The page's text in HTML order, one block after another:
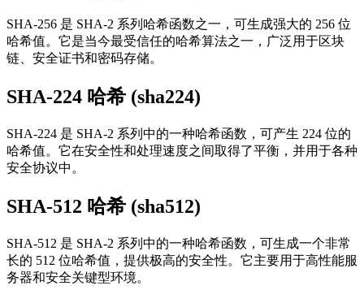
SHA-256 是 SHA-2 系列哈希函数之一，可生成强大的 256 位
哈希值。它是当今最受信任的哈希算法之一，广泛用于区块
链、安全证书和密码存储。
SHA-224 哈希 (sha224)
SHA-224 是 SHA-2 系列中的一种哈希函数，可产生 224 位的
哈希值。它在安全性和处理速度之间取得了平衡，并用于各种
安全协议中。
SHA-512 哈希 (sha512)
SHA-512 是 SHA-2 系列中的一种哈希函数，可生成一个非常
长的 512 位哈希值，提供极高的安全性。它主要用于高性能服
务器和安全关键型环境。